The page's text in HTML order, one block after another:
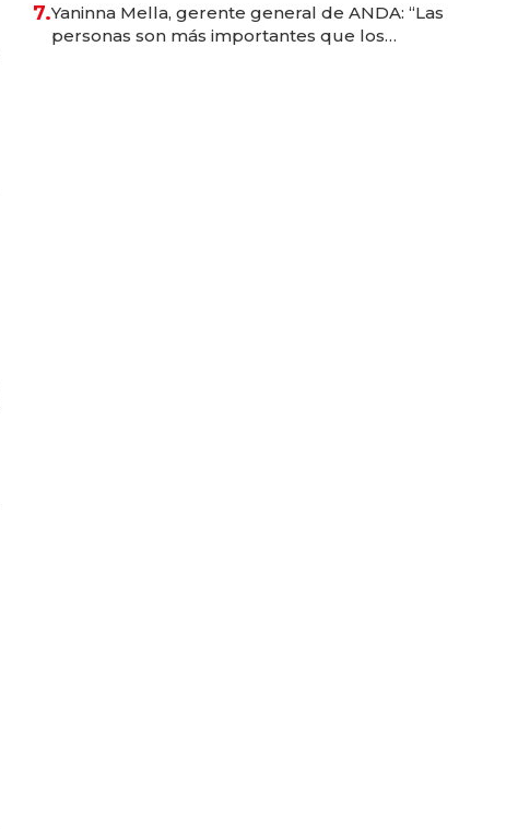
7.Yaninna Mella, gerente general de ANDA: “Las
personas son más importantes que los